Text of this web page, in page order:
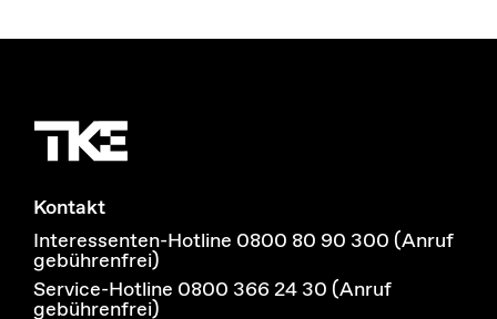
Kontakt
Interessenten-Hotline 0800 80 90 300 (Anruf
gebührenfrei)
Service-Hotline 0800 366 24 30 (Anruf
gebührenfrei)